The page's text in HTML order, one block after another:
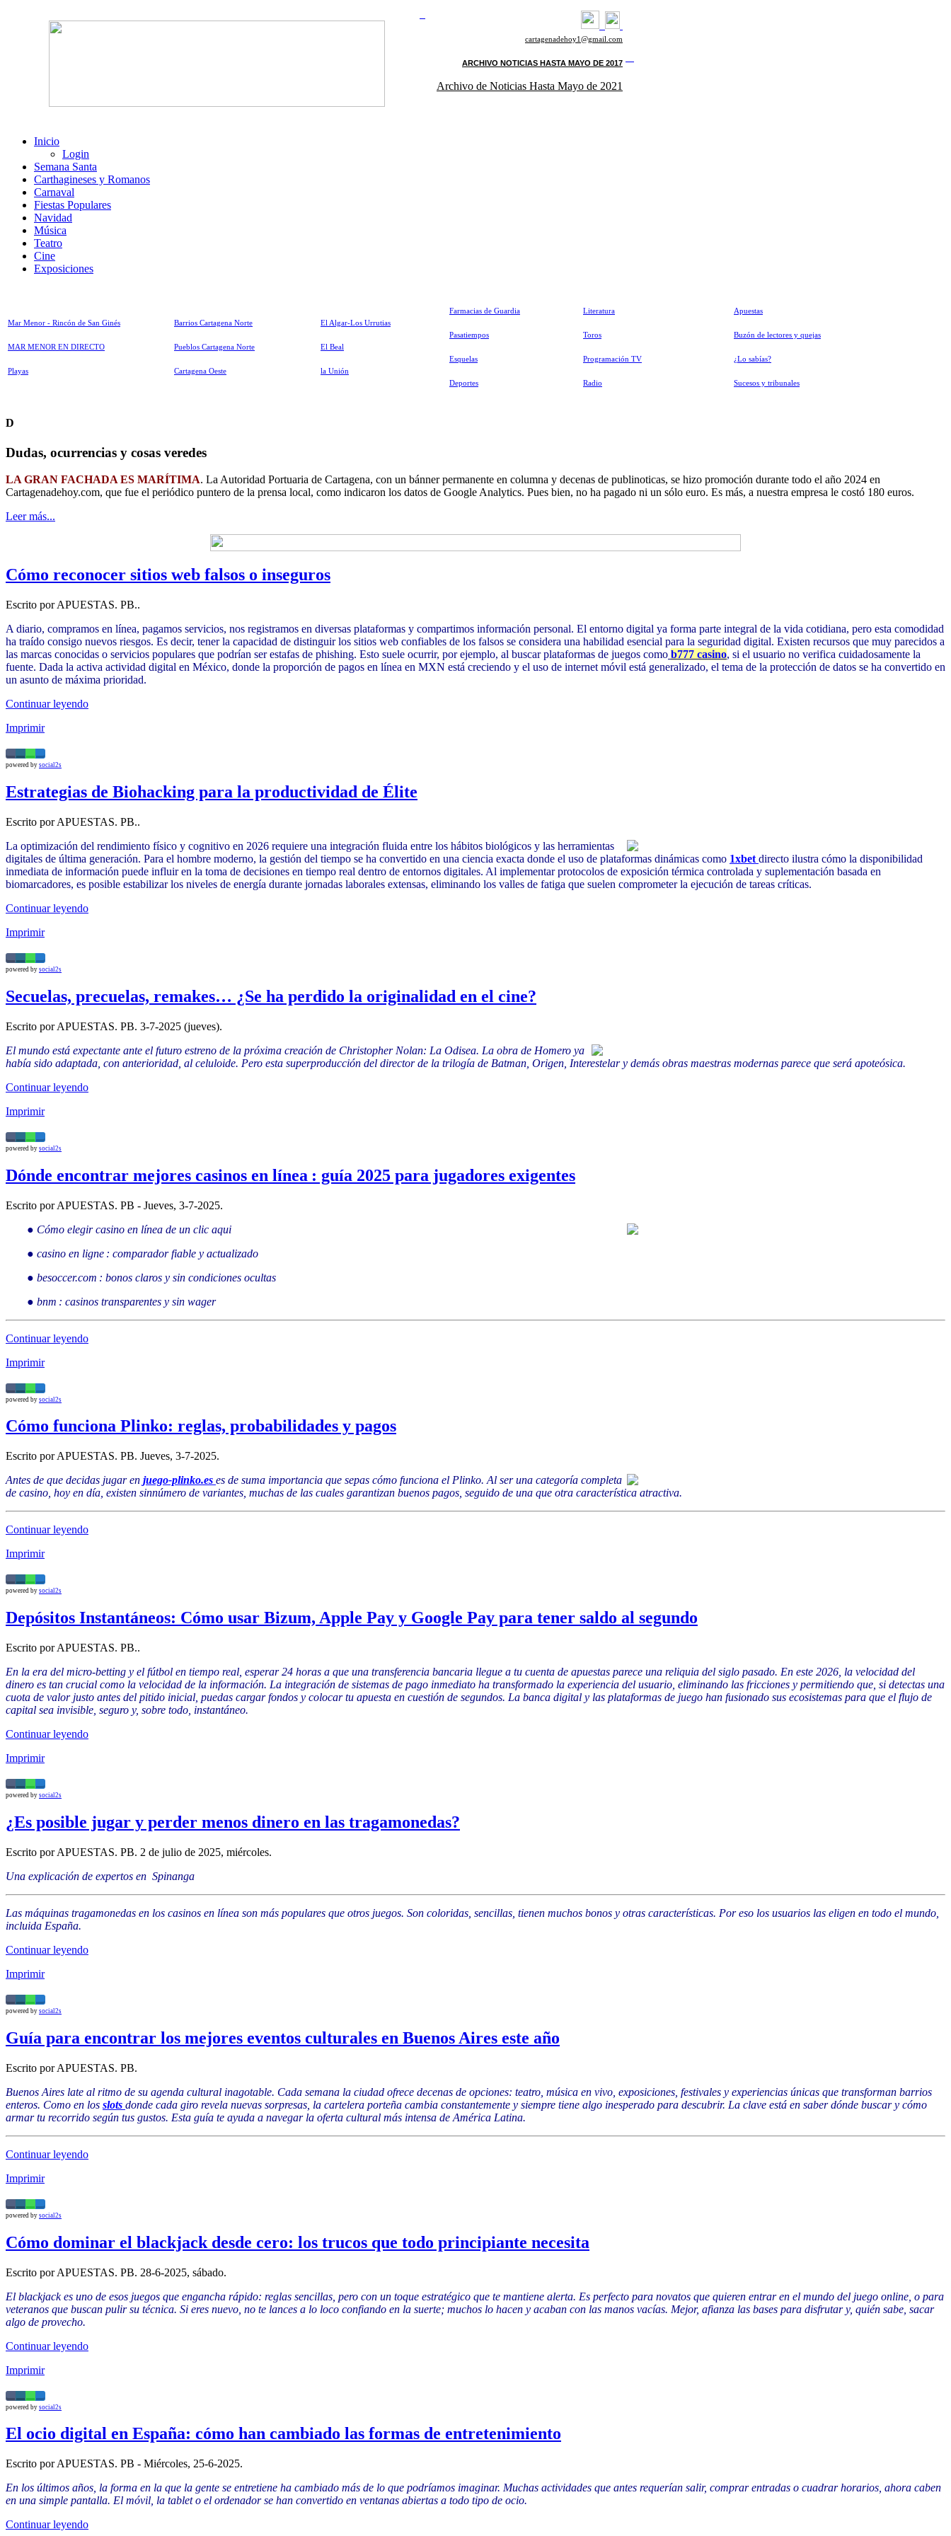
cartagenadehoy1@gmail.com
ARCHIVO NOTICIAS HASTA MAYO DE 2017
Archivo de Noticias Hasta Mayo de 2021
Inicio
Login
Semana Santa
Carthagineses y Romanos
Carnaval
Fiestas Populares
Navidad
Música
Teatro
Cine
Exposiciones
Mar Menor - Rincón de San Ginés
MAR MENOR EN DIRECTO
Playas
Barrios Cartagena Norte
Pueblos Cartagena Norte
Cartagena Oeste
El Algar-Los Urrutias
El Beal
la Unión
Farmacias de Guardia
Pasatiempos
Esquelas
Deportes
Literatura
Toros
Programación TV
Radio
Apuestas
Buzón de lectores y quejas
¿Lo sabías?
Sucesos y tribunales
D
Dudas, ocurrencias y cosas veredes
LA GRAN FACHADA ES MARÍTIMA. La Autoridad Portuaria de Cartagena, con un bánner permanente en columna y decenas de publinoticas, se hizo promoción durante todo el año 2024 en
Cartagenadehoy.com, que fue el periódico puntero de la prensa local, como indicaron los datos de Google Analytics. Pues bien, no ha pagado ni un sólo euro. Es más, a nuestra empresa le costó 180 euros.
Leer más...
Cómo reconocer sitios web falsos o inseguros
Escrito por APUESTAS. PB..
A diario, compramos en línea, pagamos servicios, nos registramos en diversas plataformas y compartimos información personal. El entorno digital ya forma parte integral de la vida cotidiana, pero esta comodidad
ha traído consigo nuevos riesgos. Es decir, tener la capacidad de distinguir los sitios web confiables de los falsos se considera una habilidad esencial para la seguridad digital. Existen recursos que muy parecidos a
las marcas conocidas o servicios populares que podrían ser estafas de phishing. Esto suele ocurrir, por ejemplo, al buscar plataformas de juegos como b777 casino, si el usuario no verifica cuidadosamente la
fuente. Dada la activa actividad digital en México, donde la proporción de pagos en línea en MXN está creciendo y el uso de internet móvil está generalizado, el tema de la protección de datos se ha convertido en
un asunto de máxima prioridad.
Continuar leyendo
Imprimir
powered by social2s
Estrategias de Biohacking para la productividad de Élite
Escrito por APUESTAS. PB..
La optimización del rendimiento físico y cognitivo en 2026 requiere una integración fluida entre los hábitos biológicos y las herramientas
digitales de última generación. Para el hombre moderno, la gestión del tiempo se ha convertido en una ciencia exacta donde el uso de plataformas dinámicas como 1xbet directo ilustra cómo la disponibilidad
inmediata de información puede influir en la toma de decisiones en tiempo real dentro de entornos digitales. Al implementar protocolos de exposición térmica controlada y suplementación basada en
biomarcadores, es posible estabilizar los niveles de energía durante jornadas laborales extensas, eliminando los valles de fatiga que suelen comprometer la ejecución de tareas críticas.
Continuar leyendo
Imprimir
powered by social2s
Secuelas, precuelas, remakes… ¿Se ha perdido la originalidad en el cine?
Escrito por APUESTAS. PB. 3-7-2025 (jueves).
El mundo está expectante ante el futuro estreno de la próxima creación de Christopher Nolan: La Odisea. La obra de Homero ya
había sido adaptada, con anterioridad, al celuloide. Pero esta superproducción del director de la trilogía de Batman, Origen, Interestelar y demás obras maestras modernas parece que será apoteósica.
Continuar leyendo
Imprimir
powered by social2s
Dónde encontrar mejores casinos en línea : guía 2025 para jugadores exigentes
Escrito por APUESTAS. PB - Jueves, 3-7-2025.
● Cómo elegir casino en línea de un clic aqui
● casino en ligne : comparador fiable y actualizado
● besoccer.com : bonos claros y sin condiciones ocultas
● bnm : casinos transparentes y sin wager
Continuar leyendo
Imprimir
powered by social2s
Cómo funciona Plinko: reglas, probabilidades y pagos
Escrito por APUESTAS. PB. Jueves, 3-7-2025.
Antes de que decidas jugar en juego-plinko.es es de suma importancia que sepas cómo funciona el Plinko. Al ser una categoría completa
de casino, hoy en día, existen sinnúmero de variantes, muchas de las cuales garantizan buenos pagos, seguido de una que otra característica atractiva.
Continuar leyendo
Imprimir
powered by social2s
Depósitos Instantáneos: Cómo usar Bizum, Apple Pay y Google Pay para tener saldo al segundo
Escrito por APUESTAS. PB..
En la era del micro-betting y el fútbol en tiempo real, esperar 24 horas a que una transferencia bancaria llegue a tu cuenta de apuestas parece una reliquia del siglo pasado. En este 2026, la velocidad del
dinero es tan crucial como la velocidad de la información. La integración de sistemas de pago inmediato ha transformado la experiencia del usuario, eliminando las fricciones y permitiendo que, si detectas una
cuota de valor justo antes del pitido inicial, puedas cargar fondos y colocar tu apuesta en cuestión de segundos. La banca digital y las plataformas de juego han fusionado sus ecosistemas para que el flujo de
capital sea invisible, seguro y, sobre todo, instantáneo.
Continuar leyendo
Imprimir
powered by social2s
¿Es posible jugar y perder menos dinero en las tragamonedas?
Escrito por APUESTAS. PB. 2 de julio de 2025, miércoles.
Una explicación de expertos en Spinanga
Las máquinas tragamonedas en los casinos en línea son más populares que otros juegos. Son coloridas, sencillas, tienen muchos bonos y otras características. Por eso los usuarios las eligen en todo el mundo,
incluida España.
Continuar leyendo
Imprimir
powered by social2s
Guía para encontrar los mejores eventos culturales en Buenos Aires este año
Escrito por APUESTAS. PB.
Buenos Aires late al ritmo de su agenda cultural inagotable. Cada semana la ciudad ofrece decenas de opciones: teatro, música en vivo, exposiciones, festivales y experiencias únicas que transforman barrios
enteros. Como en los slots donde cada giro revela nuevas sorpresas, la cartelera porteña cambia constantemente y siempre tiene algo inesperado para descubrir. La clave está en saber dónde buscar y cómo
armar tu recorrido según tus gustos. Esta guía te ayuda a navegar la oferta cultural más intensa de América Latina.
Continuar leyendo
Imprimir
powered by social2s
Cómo dominar el blackjack desde cero: los trucos que todo principiante necesita
Escrito por APUESTAS. PB. 28-6-2025, sábado.
El blackjack es uno de esos juegos que engancha rápido: reglas sencillas, pero con un toque estratégico que te mantiene alerta. Es perfecto para novatos que quieren entrar en el mundo del juego online, o para
veteranos que buscan pulir su técnica. Si eres nuevo, no te lances a lo loco confiando en la suerte; muchos lo hacen y acaban con las manos vacías. Mejor, afianza las bases para disfrutar y, quién sabe, sacar
algo de provecho.
Continuar leyendo
Imprimir
powered by social2s
El ocio digital en España: cómo han cambiado las formas de entretenimiento
Escrito por APUESTAS. PB - Miércoles, 25-6-2025.
En los últimos años, la forma en la que la gente se entretiene ha cambiado más de lo que podríamos imaginar. Muchas actividades que antes requerían salir, comprar entradas o cuadrar horarios, ahora caben
en una simple pantalla. El móvil, la tablet o el ordenador se han convertido en ventanas abiertas a todo tipo de ocio.
Continuar leyendo